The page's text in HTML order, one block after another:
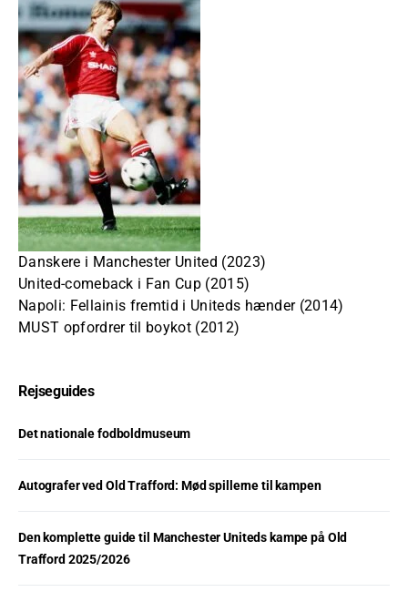
Danskere i Manchester United (2023)
United-comeback i Fan Cup (2015)
Napoli: Fellainis fremtid i Uniteds hænder (2014)
MUST opfordrer til boykot (2012)
Rejseguides
Det nationale fodboldmuseum
Autografer ved Old Trafford: Mød spillerne til kampen
Den komplette guide til Manchester Uniteds kampe på Old
Trafford 2025/2026